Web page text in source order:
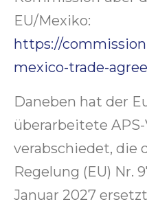
EU/Mexiko:
https://
mexico-trade-
Daneben hat der
überarbeitete
verabschiedet, die
Regelung (EU) Nr.
Januar 2027